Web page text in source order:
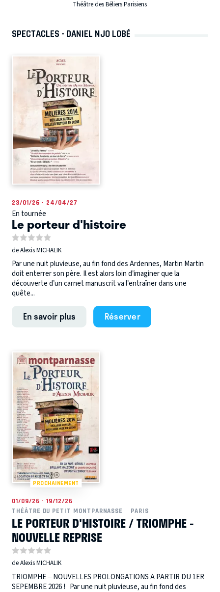
Théâtre des Béliers Parisiens
SPECTACLES - DANIEL NJO LOBÉ
23/01/26 - 24/04/27
En tournée
Le porteur d'histoire
de Alexis MICHALIK
Par une nuit pluvieuse, au fin fond des Ardennes, Martin Martin
doit enterrer son père. Il est alors loin d’imaginer que la
découverte d’un carnet manuscrit va l’entraîner dans une
quête...
En savoir plus Réserver
PROCHAINEMENT
01/09/26 - 19/12/26
THÉÂTRE DU PETIT MONTPARNASSE
PARIS
LE PORTEUR D'HISTOIRE / TRIOMPHE -
NOUVELLE REPRISE
de Alexis MICHALIK
TRIOMPHE – NOUVELLES PROLONGATIONS A PARTIR DU 1ER
SEPEMBRE 2026 ! Par une nuit pluvieuse, au fin fond des